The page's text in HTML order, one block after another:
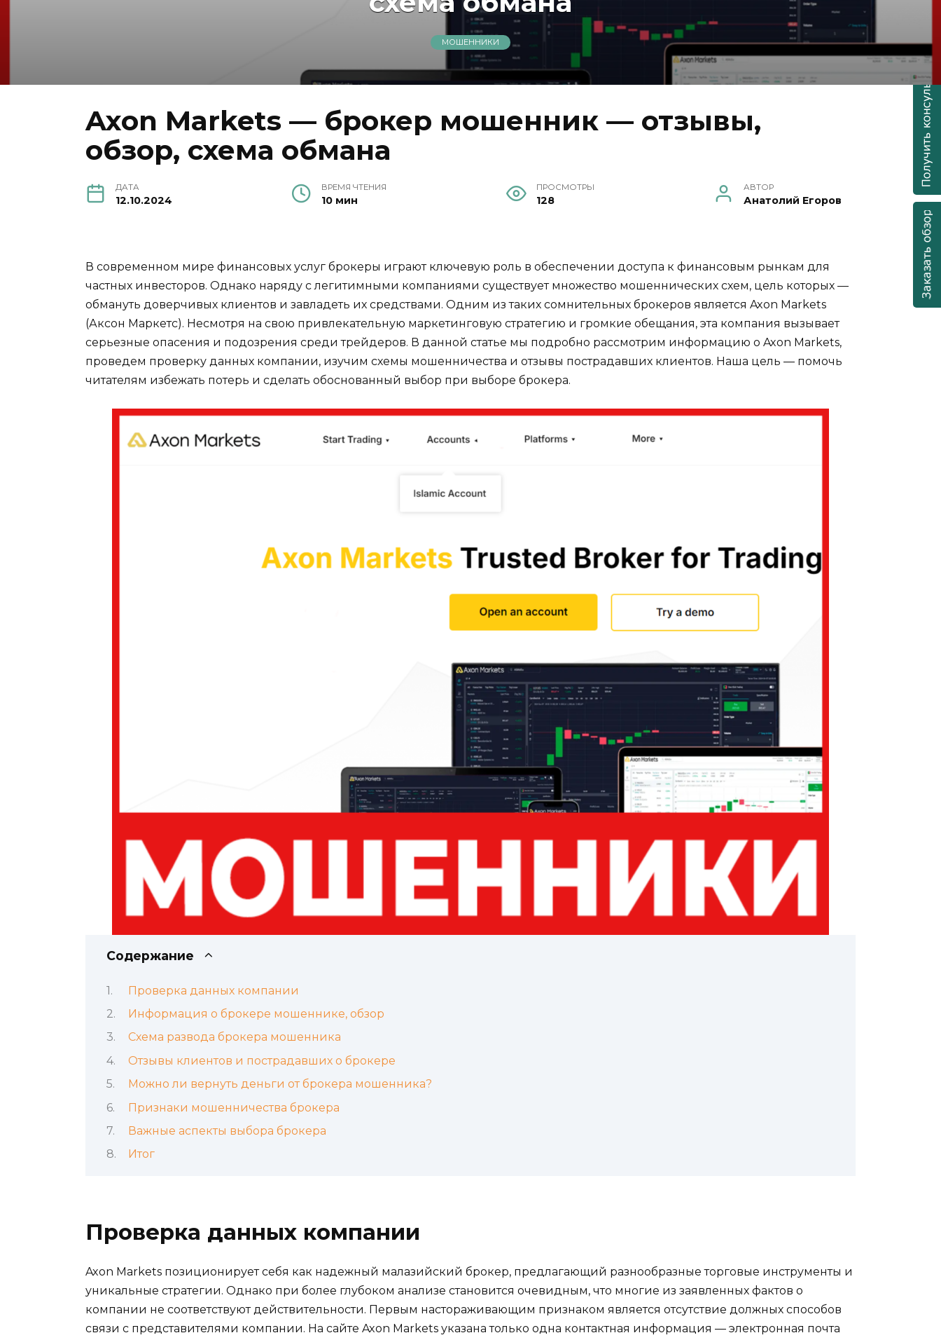
МОШЕННИКИ
Axon Markets — брокер мошенник — отзывы,
обзор, схема обмана
ДАТА
12.10.2024
ВРЕМЯ ЧТЕНИЯ
10 мин
ПРОСМОТРЫ
128
АВТОР
Анатолий Егоров
В современном мире финансовых услуг брокеры играют ключевую роль в обеспечении доступа к финансовым рынкам для
частных инвесторов. Однако наряду с легитимными компаниями существует множество мошеннических схем, цель которых —
обмануть доверчивых клиентов и завладеть их средствами. Одним из таких сомнительных брокеров является Axon Markets
(Аксон Маркетс). Несмотря на свою привлекательную маркетинговую стратегию и громкие обещания, эта компания вызывает
серьезные опасения и подозрения среди трейдеров. В данной статье мы подробно рассмотрим информацию о Axon Markets,
проведем проверку данных компании, изучим схемы мошенничества и отзывы пострадавших клиентов. Наша цель — помочь
читателям избежать потерь и сделать обоснованный выбор при выборе брокера.
Содержание
Проверка данных компании
Информация о брокере мошеннике, обзор
Схема развода брокера мошенника
Отзывы клиентов и пострадавших о брокере
Можно ли вернуть деньги от брокера мошенника?
Признаки мошенничества брокера
Важные аспекты выбора брокера
Итог
Проверка данных компании
Axon Markets позиционирует себя как надежный малазийский брокер, предлагающий разнообразные торговые инструменты и
уникальные стратегии. Однако при более глубоком анализе становится очевидным, что многие из заявленных фактов о
компании не соответствуют действительности. Первым настораживающим признаком является отсутствие должных способов
связи с представителями компании. На сайте Axon Markets указана только одна контактная информация — электронная почта